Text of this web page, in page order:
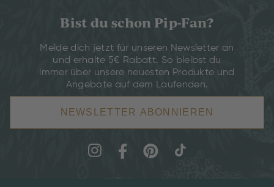
Bist du schon Pip-Fan?
Melde dich jetzt für unseren Newsletter an
und erhalte 5€ Rabatt. So bleibst du
immer über unsere neuesten Produkte und
Angebote auf dem Laufenden.
NEWSLETTER ABONNIEREN